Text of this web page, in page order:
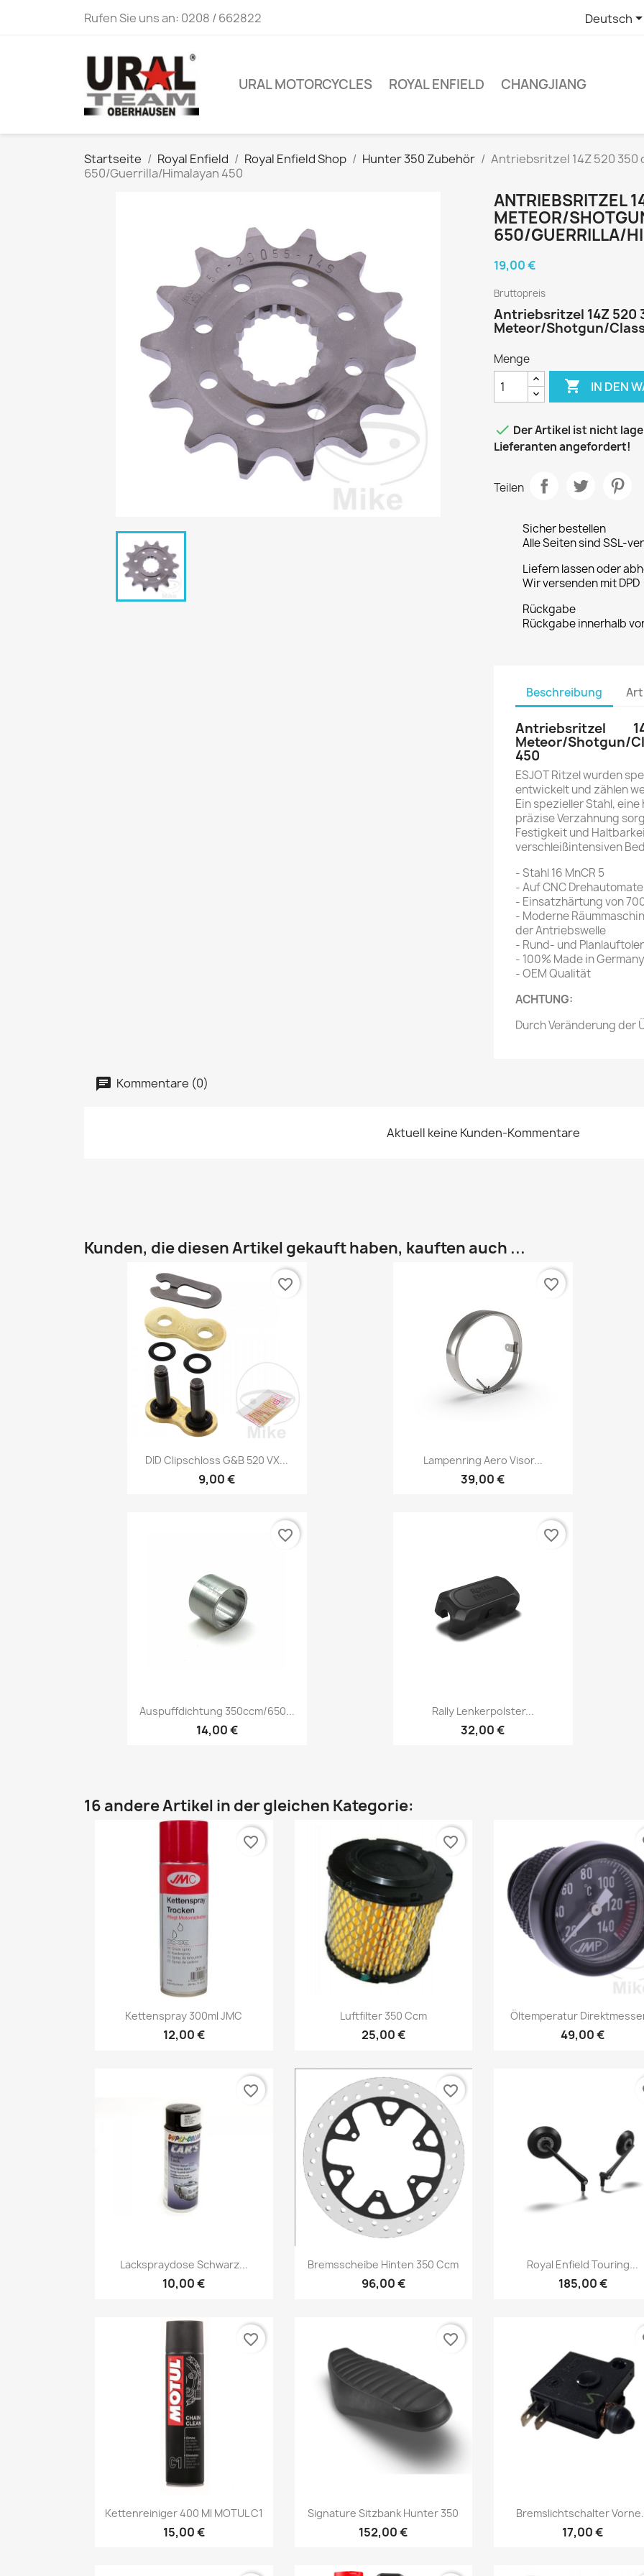
Rufen Sie uns an: 0208 / 662822 Deutsch
URAL MOTORCYCLES ROYAL ENFIELD CHANGJIANG
Startseite Royal Enfield Royal Enfield Shop Hunter 350 Zubehör
Antriebsritzel 14Z 520
650/Guerrilla/Himalayan 450
ANTRIEBSRITZEL
METEOR/
650/GUERRILLA/
19,00 €
Bruttopreis
Antriebsritzel 14Z 520
Meteor/Shotgun/
Menge
 IN DEN
 Der Artikel ist nicht
Lieferanten angefordert!
Teilen
Sicher bestellen
Alle Seiten sind SSL-
Liefern lassen oder
Wir versenden mit DPD
Rückgabe
Rückgabe innerhalb
Beschreibung
Antriebsritzel
Meteor/Shotgun/
450
ESJOT Ritzel wurden
entwickelt und zählen
Ein spezieller Stahl,
präzise Verzahnung
Festigkeit und
verschleißintensiven
- Stahl 16 MnCR 5
- Auf CNC
- Einsatzhärtung von
- Moderne
der Antriebswelle
- Rund- und
- 100% Made in Germany
- OEM Qualität
ACHTUNG:
Durch Veränderung der
Kommentare (0)
Aktuell keine Kunden-Kommentare
Kunden, die diesen Artikel gekauft haben, kauften auch ...
DID Clipschloss G&B 520 VX...
9,00 €
Vorschau
favorite_border
Lampenring Aero Visor...
39,00 €
Vorschau
favorite_border
Auspuffdichtung 350ccm/650...
14,00 €
Vorschau
favorite_border
Rally Lenkerpolster...
32,00 €
Vorschau
favorite_border
16 andere Artikel in der gleichen Kategorie:
Kettenspray 300ml JMC
12,00 €
Vorschau
favorite_border
Luftfilter 350 Ccm
25,00 €
Vorschau
favorite_border
Öltemperatur
49,00 €
Vorschau
Lackspraydose Schwarz...
10,00 €
Vorschau
favorite_border
Bremsscheibe Hinten 350 Ccm
96,00 €
Vorschau
favorite_border
Royal Enfield Touring...
185,00 €
Vorschau
Kettenreiniger 400 Ml MOTUL C1
15,00 €
Vorschau
favorite_border
Signature Sitzbank Hunter 350
152,00 €
Vorschau
favorite_border
Bremslichtschalter
17,00 €
Vorschau